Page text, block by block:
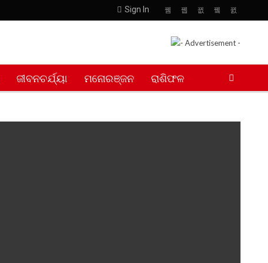
Sign In
ଜୀବନଚର୍ଯ୍ୟା ମନୋରଞ୍ଜନ ରାଶିଫଳ